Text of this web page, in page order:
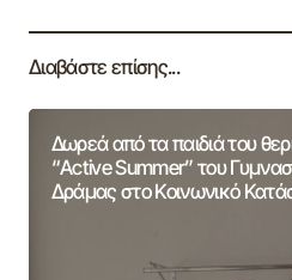
Διαβάστε επίσης...
Δωρεά από τα παιδιά του
“Active Summer” του
Δράμας στο Κοινωνικό